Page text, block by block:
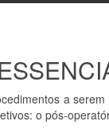
a
o pós-